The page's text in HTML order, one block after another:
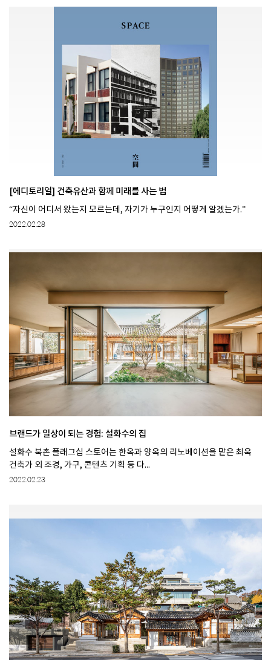
[에디토리얼] 건축유산과 함께 미래를 사는 법
“자신이 어디서 왔는지 모르는데, 자기가 누구인지 어떻게 알겠는가.”
2022.02.28
브랜드가 일상이 되는 경험: 설화수의 집
설화수 북촌 플래그십 스토어는 한옥과 양옥의 리노베이션을 맡은 최욱
건축가 외 조경, 가구, 콘텐츠 기획 등 다...
2022.02.23